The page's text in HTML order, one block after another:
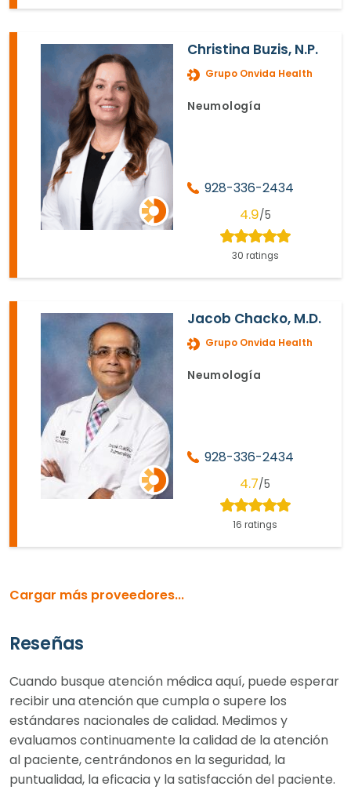
Christina Buzis, N.P.
Grupo Onvida Health
Neumología
928-336-2434
4.9/5
30 ratings
Jacob Chacko, M.D.
Grupo Onvida Health
Neumología
928-336-2434
4.7/5
16 ratings
Cargar más proveedores...
Reseñas
Cuando busque atención médica aquí, puede esperar
recibir una atención que cumpla o supere los
estándares nacionales de calidad. Medimos y
evaluamos continuamente la calidad de la atención
al paciente, centrándonos en la seguridad, la
puntualidad, la eficacia y la satisfacción del paciente.